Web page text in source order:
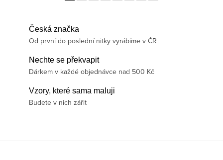
Česká značka
Od první do poslední nitky vyrábíme v ČR
Nechte se překvapit
Dárkem v každé objednávce nad 500 Kč
Vzory, které sama maluji
Budete v nich zářit